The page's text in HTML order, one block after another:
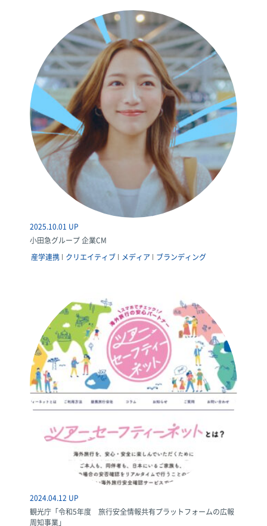
2025.10.01 UP
小田急グループ 企業CM
産学連携
クリエイティブ メディア ブランディング
2024.04.12 UP
観光庁「令和5年度 旅行安全情報共有プラットフォームの広報
周知事業」